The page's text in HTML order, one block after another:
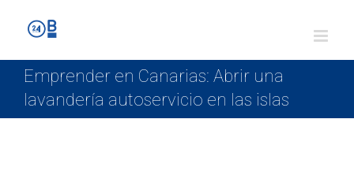
Emprender en Canarias: Abrir una
lavandería autoservicio en las islas